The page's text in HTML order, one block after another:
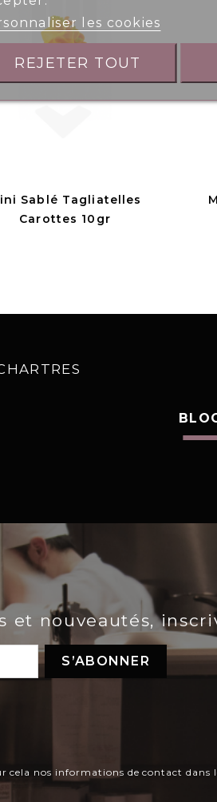
Sablé Tagliatelles
Carottes 10gr
et nouveautés,
nos informations de contact dans
les cookies
REJETER TOUT